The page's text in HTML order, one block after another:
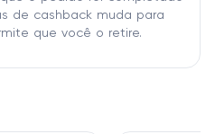
de cashback muda para
que você o retire.